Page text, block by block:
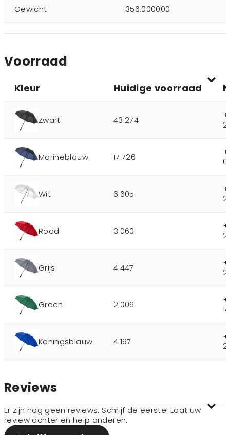
Gewicht 356.000000
Voorraad
Kleur Huidige voorraad
Zwart 43.274
Marineblauw 17.726
Wit 6.605
Rood 3.060
Grijs 4.447
Groen 2.006
Koningsblauw 4.197
Reviews
Er zijn nog geen reviews. Schrijf de eerste! Laat uw
review achter en help anderen.